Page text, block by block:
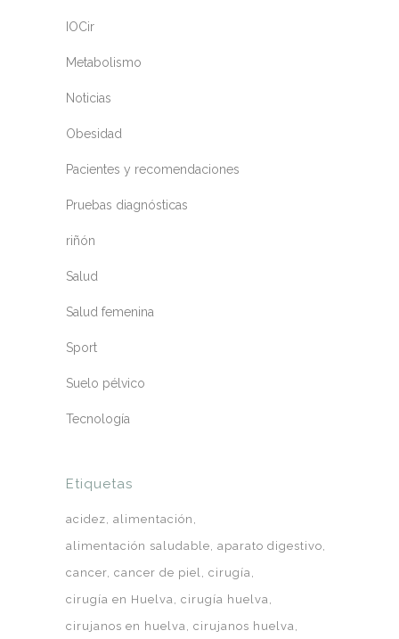
IOCir
Metabolismo
Noticias
Obesidad
Pacientes y recomendaciones
Pruebas diagnósticas
riñón
Salud
Salud femenina
Sport
Suelo pélvico
Tecnología
Etiquetas
acidez alimentación
alimentación saludable aparato digestivo
cancer cancer de piel
cirugía
cirugía en Huelva
cirugía huelva
cirujanos en huelva
cirujanos huelva